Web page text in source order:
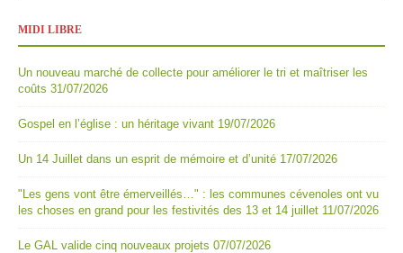
MIDI LIBRE
Un nouveau marché de collecte pour améliorer le tri et maîtriser les
coûts 31/07/2026
Gospel en l’église : un héritage vivant 19/07/2026
Un 14 Juillet dans un esprit de mémoire et d’unité 17/07/2026
"Les gens vont être émerveillés…" : les communes cévenoles ont vu
les choses en grand pour les festivités des 13 et 14 juillet 11/07/2026
Le GAL valide cinq nouveaux projets 07/07/2026